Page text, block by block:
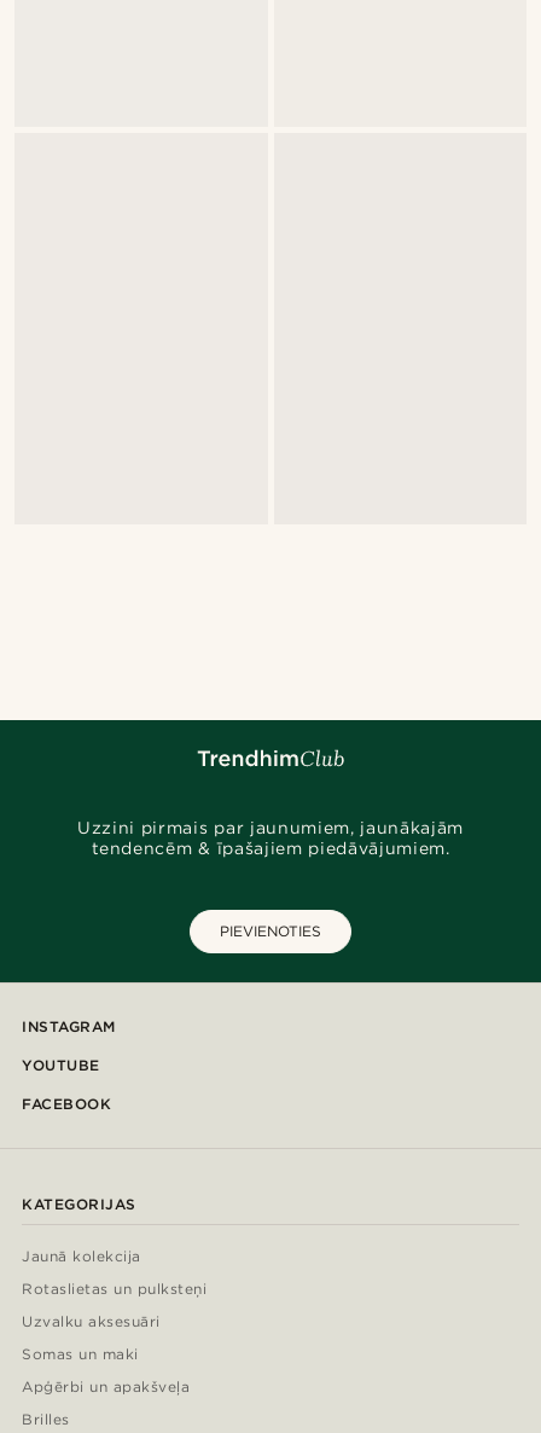
Uzzini pirmais par jaunumiem, jaunākajām
tendencēm & īpašajiem piedāvājumiem.
PIEVIENOTIES
INSTAGRAM
YOUTUBE
FACEBOOK
KATEGORIJAS
Jaunā kolekcija
Rotaslietas un pulksteņi
Uzvalku aksesuāri
Somas un maki
Apģērbi un apakšveļa
Brilles